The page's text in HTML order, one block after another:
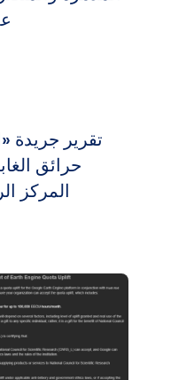
تقرير جريدة
حرائق
المركز